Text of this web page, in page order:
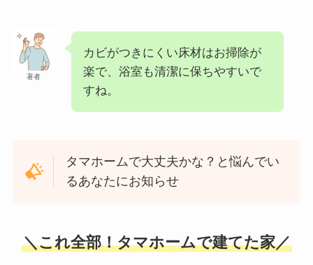
著者
カビがつきにくい床材はお掃除が
楽で、浴室も清潔に保ちやすいで
すね。
タマホームで大丈夫かな？と悩んでい
るあなたにお知らせ
＼これ全部！タマホームで建てた家／